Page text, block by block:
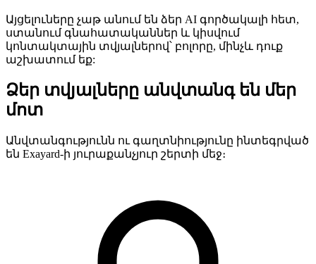
Այցելուները չաթ անում են ձեր AI գործակալի հետ,
ստանում գնահատականներ և կիսվում
կոնտակտային տվյալներով՝ բոլորը, մինչև դուք
աշխատում եք:
Ձեր տվյալները անվտանգ են մեր
մոտ
Անվտանգությունն ու գաղտնիությունը ինտեգրված
են Exayard-ի յուրաքանչյուր շերտի մեջ։